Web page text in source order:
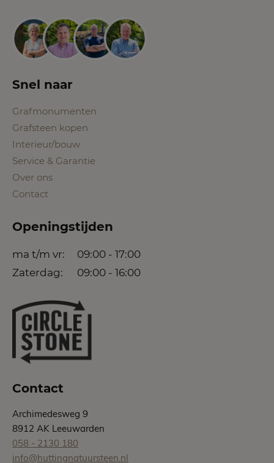
Snel naar
Grafmonumenten
Grafsteen kopen
Interieur/bouw
Service & Garantie
Over ons
Contact
Openingstijden
ma t/m vr:
09:00 - 17:00
Zaterdag:
09:00 - 16:00
Contact
Archimedesweg 9
8912 AK Leeuwarden
058 - 2130 180
info@huttingnatuursteen.nl